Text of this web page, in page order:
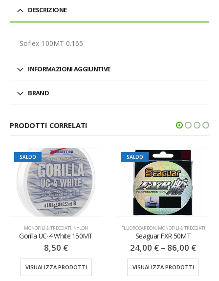
DESCRIZIONE
Soflex 100MT 0.165
INFORMAZIONI AGGIUNTIVE
BRAND
PRODOTTI CORRELATI
SALDO
MONOFILI & TRECCIATI, NYLON
Gorilla UC-4 White 150MT
8,50 €
VISUALIZZA PRODOTTI
SALDO
FLUOROCARBON, MONOFILI & TRECCIATI
Seaguar FXR 50MT
24,00 € – 86,00 €
VISUALIZZA PRODOTTI